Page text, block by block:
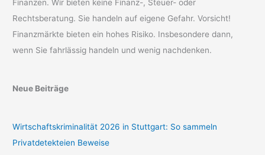
Finanzen. Wir bieten keine Finanz-, Steuer- oder
Rechtsberatung. Sie handeln auf eigene Gefahr. Vorsicht!
Finanzmärkte bieten ein hohes Risiko. Insbesondere dann,
wenn Sie fahrlässig handeln und wenig nachdenken.
Neue Beiträge
Wirtschaftskriminalität 2026 in Stuttgart: So sammeln
Privatdetekteien Beweise